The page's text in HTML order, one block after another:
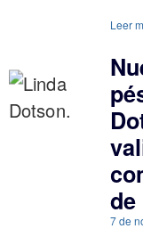
Leer
de
7 de